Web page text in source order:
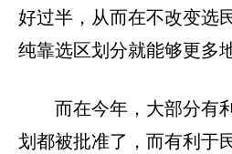
好过半，从而在不改变选
纯靠选区划分就能够更多
而在今年，大部分有
划都被批准了，而有利于